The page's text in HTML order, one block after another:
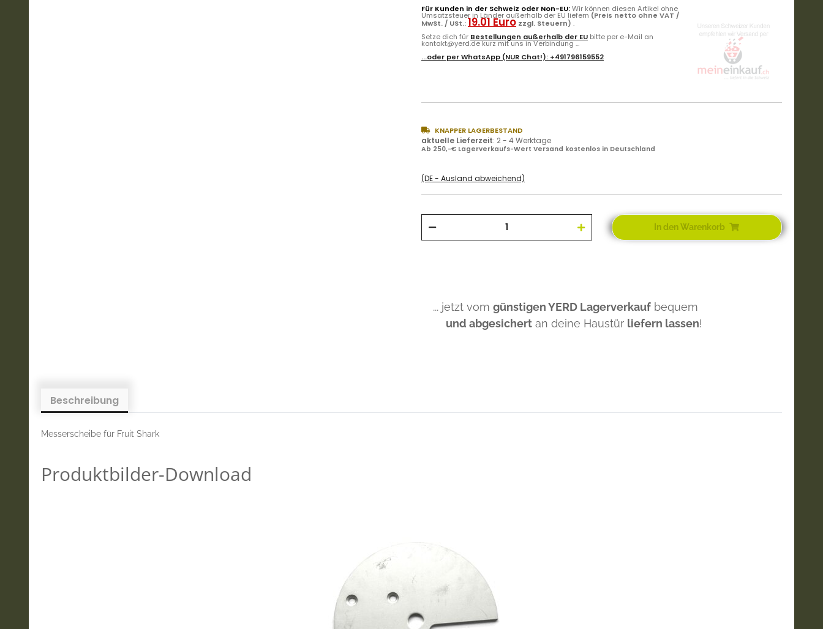
Für Kunden in der Schweiz oder Non-EU:Wir können diesen Artikel ohne
Umsatzsteuer in Länder außerhalb der EU liefern (Preis netto ohne VAT /
MwSt. / USt.:19.01 Euro zzgl. Steuern) .
Setze dich für Bestellungen außerhalb der EU bitte per e-Mail an
kontakt@yerd.de kurz mit uns in Verbindung ...
...oder perWhatsApp (NUR Chat!): +491796159552
KNAPPER LAGERBESTAND
aktuelle Lieferzeit: 2 - 4 Werktage
Ab 250,-€ Lagerverkaufs-Wert Versand kostenlos in Deutschland
(DE - Ausland abweichend)
In den Warenkorb
... jetzt vom günstigen YERD Lagerverkauf bequem
und abgesichert an deine Haustür liefern lassen!
Beschreibung
Messerscheibe für Fruit Shark
Produktbilder-Download